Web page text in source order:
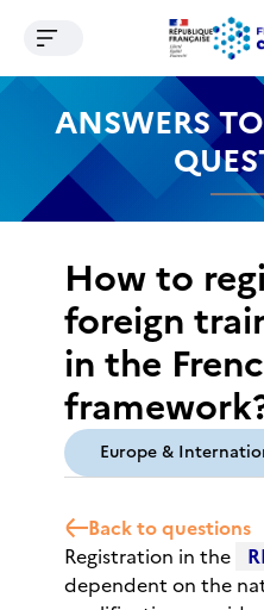
Contenu Recherche
Ouvrir le menu de
ANSWERS
How to
foreign
in the
Europe &
Back to questions
Registration in the
dependent on the